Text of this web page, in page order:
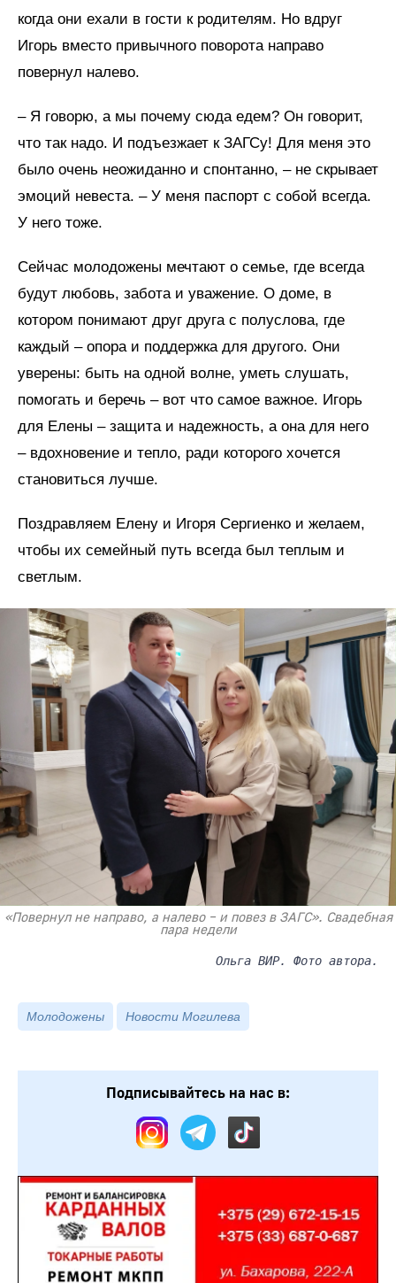
когда они ехали в гости к родителям. Но вдруг
Игорь вместо привычного поворота направо
повернул налево.
– Я говорю, а мы почему сюда едем? Он говорит,
что так надо. И подъезжает к ЗАГСу! Для меня это
было очень неожиданно и спонтанно, – не скрывает
эмоций невеста. – У меня паспорт с собой всегда.
У него тоже.
Сейчас молодожены мечтают о семье, где всегда
будут любовь, забота и уважение. О доме, в
котором понимают друг друга с полуслова, где
каждый – опора и поддержка для другого. Они
уверены: быть на одной волне, уметь слушать,
помогать и беречь – вот что самое важное. Игорь
для Елены – защита и надежность, а она для него
– вдохновение и тепло, ради которого хочется
становиться лучше.
Поздравляем Елену и Игоря Сергиенко и желаем,
чтобы их семейный путь всегда был теплым и
светлым.
«Повернул не направо, а налево – и повез в ЗАГС». Свадебная
пара недели
Ольга ВИР. Фото автора.
Молодожены Новости Могилева
Подписывайтесь на нас в: